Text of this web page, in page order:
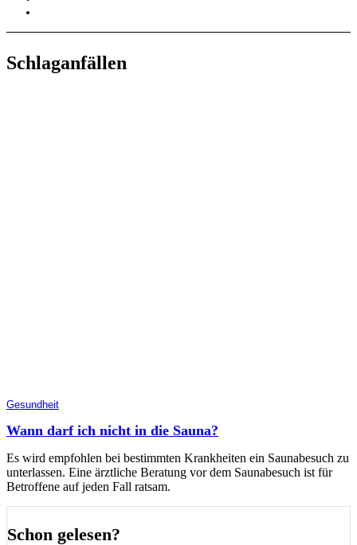
Schlaganfällen
Gesundheit
Wann darf ich nicht in die Sauna?
Es wird empfohlen bei bestimmten Krankheiten ein Saunabesuch zu
unterlassen. Eine ärztliche Beratung vor dem Saunabesuch ist für
Betroffene auf jeden Fall ratsam.
Schon gelesen?